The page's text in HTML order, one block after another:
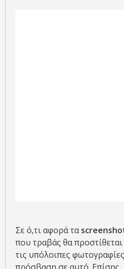
Σε ό,τι αφορά τα
που τραβάς θα
τις υπόλοιπες